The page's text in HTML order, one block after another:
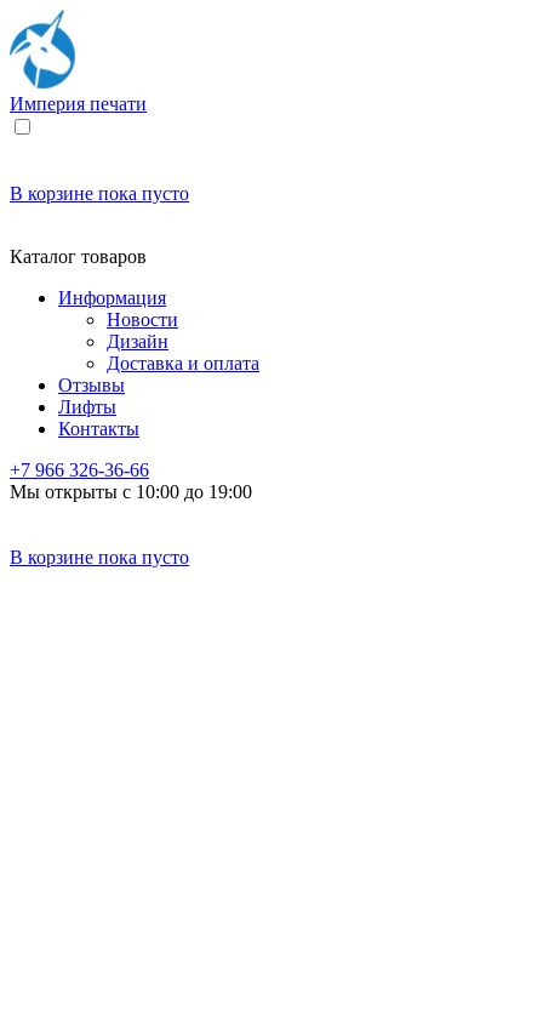
Империя печати
В корзине пока пусто
Каталог товаров
Информация
Новости
Дизайн
Доставка и оплата
Отзывы
Лифты
Контакты
+7 966 326-36-66
Мы открыты с 10:00 до 19:00
В корзине пока пусто